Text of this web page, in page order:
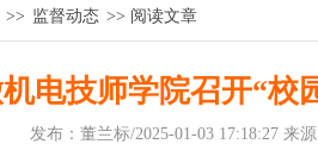
>> 监督动态 >> 阅读文章
电技师学院召开“校
发布：董兰标/2025-01-03 17:18:27 来